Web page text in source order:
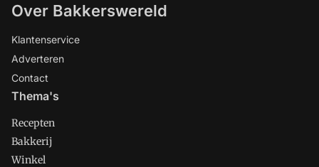
Over Bakkerswereld
Klantenservice
Adverteren
Contact
Thema's
Recepten
Bakkerij
Winkel